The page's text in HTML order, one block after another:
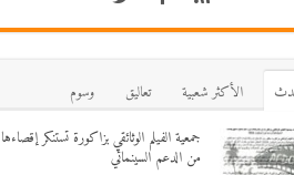
اﻷكثر شعبية تعاليق
وسوم
جمعية الفيلم الوثائقي بزاكورة تستنكر إقصاءها
من الدعم السينمائي